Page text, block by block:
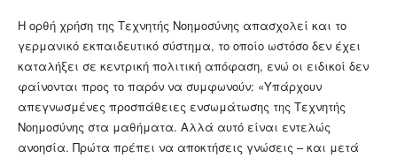
Η ορθή χρήση της Τεχνητής Νοημοσύνης απασχολεί και το
γερμανικό εκπαιδευτικό σύστημα, το οποίο ωστόσο δεν έχει
καταλήξει σε κεντρική πολιτική απόφαση, ενώ οι ειδικοί δεν
φαίνονται προς το παρόν να συμφωνούν: «Υπάρχουν
απεγνωσμένες προσπάθειες ενσωμάτωσης της Τεχνητής
Νοημοσύνης στα μαθήματα. Αλλά αυτό είναι εντελώς
ανοησία. Πρώτα πρέπει να αποκτήσεις γνώσεις – και μετά